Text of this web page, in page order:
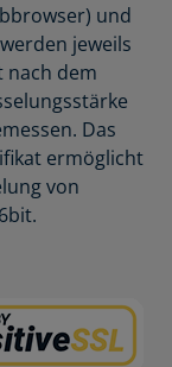
und
jeweils
nach dem
Das
ermöglicht
von